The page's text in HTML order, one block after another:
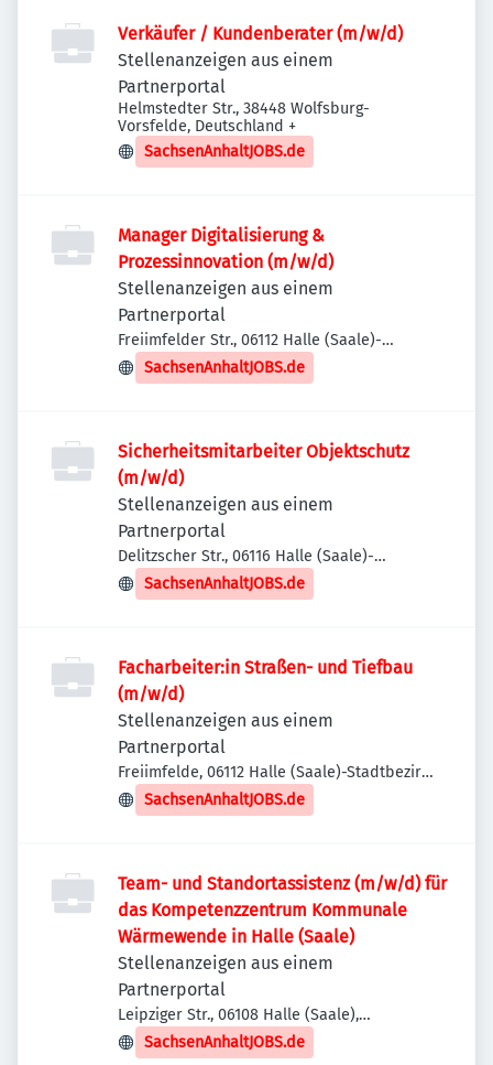
Verkäufer / Kundenberater (m/w/d)
Stellenanzeigen aus einem
Partnerportal
Helmstedter Str., 38448 Wolfsburg-
Vorsfelde, Deutschland +
SachsenAnhaltJOBS.de
Manager Digitalisierung &
Prozessinnovation (m/w/d)
Stellenanzeigen aus einem
Partnerportal
Freiimfelder Str., 06112 Halle (Saale)-
Stadtbezirk Ost, Deutschland
SachsenAnhaltJOBS.de
Sicherheitsmitarbeiter Objektschutz
(m/w/d)
Stellenanzeigen aus einem
Partnerportal
Delitzscher Str., 06116 Halle (Saale)-
Stadtbezirk Ost, Deutschland
SachsenAnhaltJOBS.de
Facharbeiter:in Straßen- und Tiefbau
(m/w/d)
Stellenanzeigen aus einem
Partnerportal
Freiimfelde, 06112 Halle (Saale)-Stadtbezirk
Ost, Deutschland
SachsenAnhaltJOBS.de
Team- und Standortassistenz (m/w/d) für
das Kompetenzzentrum Kommunale
Wärmewende in Halle (Saale)
Stellenanzeigen aus einem
Partnerportal
Leipziger Str., 06108 Halle (Saale),
Deutschland
SachsenAnhaltJOBS.de